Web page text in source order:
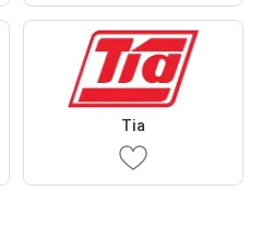
Tia